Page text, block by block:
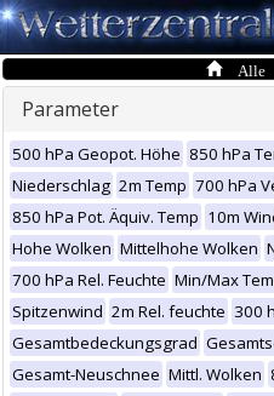
Alle
Parameter
500 hPa Geopot. Höhe 850 hPa
Niederschlag 2m Temp 700 hPa
850 hPa Pot. Äquiv. Temp 10m
Hohe Wolken Mittelhohe Wolken
700 hPa Rel. Feuchte Min/Max
Spitzenwind 2m Rel. feuchte 300
Gesamtbedeckungsgrad
Gesamt-Neuschnee Mittl. Wolken